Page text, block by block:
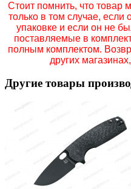
Стоит помнить, что товар
только в том случае,
упаковке и если он не
поставляемые в
полным комплектом.
других
Другие товары